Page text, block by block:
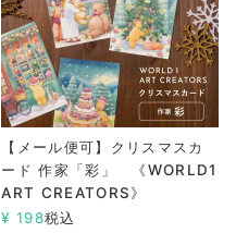
【メール便可】クリスマスカ
ード 作家「彩」 《WORLD1
ART CREATORS》
¥ 198税込